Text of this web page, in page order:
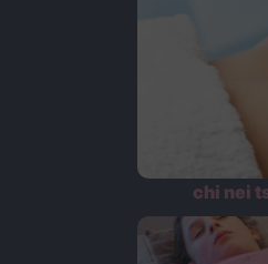
chi nei